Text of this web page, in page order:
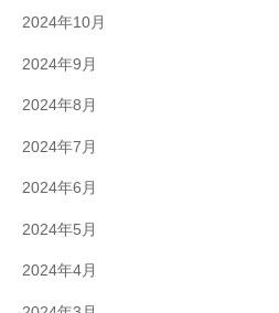
2024年10月
2024年9月
2024年8月
2024年7月
2024年6月
2024年5月
2024年4月